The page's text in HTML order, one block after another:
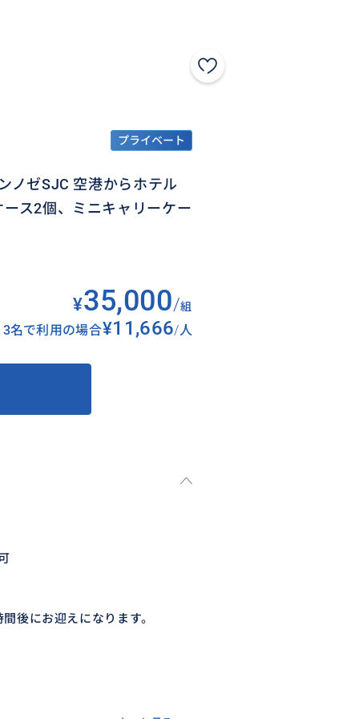
プライベート
ノゼSJC 空港からホテル
ス2個、ミニキャリーケー
¥35,000/組
3名で利用の場合 ¥11,666/人
後にお迎えになります。